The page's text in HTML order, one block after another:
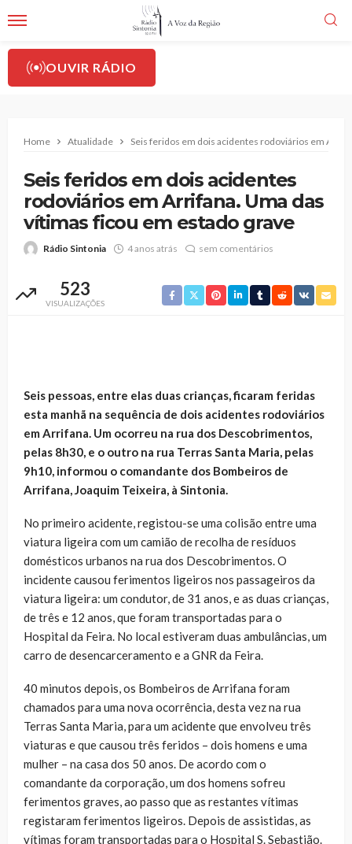
OUVIR RÁDIO
Home Atualidade Seis feridos em dois acidentes rodoviários em
Seis feridos em dois acidentes
rodoviários em Arrifana. Uma das
vítimas ficou em estado grave
Rádio Sintonia 4 anos atrás sem comentários
523
VISUALIZAÇÕES
Seis pessoas, entre elas duas crianças, ficaram feridas
esta manhã na sequência de dois acidentes rodoviários
em Arrifana. Um ocorreu na rua dos Descobrimentos,
pelas 8h30, e o outro na rua Terras Santa Maria, pelas
9h10, informou o comandante dos Bombeiros de
Arrifana, Joaquim Teixeira, à Sintonia.
No primeiro acidente, registou-se uma colisão entre uma
viatura ligeira com um camião de recolha de resíduos
domésticos urbanos na rua dos Descobrimentos. O
incidente causou ferimentos ligeiros nos passageiros da
viatura ligeira: um condutor, de 31 anos, e as duas crianças,
de três e 12 anos, que foram transportadas para o
Hospital da Feira. No local estiveram duas ambulâncias, um
carro de desencarceramento e a GNR da Feira.
40 minutos depois, os Bombeiros de Arrifana foram
chamados para uma nova ocorrência, desta vez na rua
Terras Santa Maria, para um acidente que envolveu três
viaturas e que causou três feridos – dois homens e uma
mulher – na casa dos 50 anos. De acordo com o
comandante da corporação, um dos homens sofreu
ferimentos graves, ao passo que as restantes vítimas
registaram ferimentos ligeiros. Depois de assistidas, as
vítimas foram transportadas para o Hospital S. Sebastião.